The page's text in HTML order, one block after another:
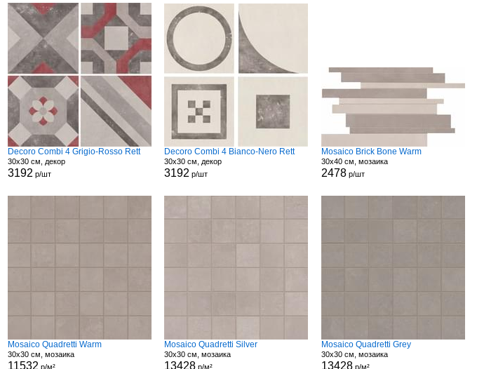
Decoro Combi 4 Grigio-Rosso Rett
30x30 см, декор
3192 р/шт
Decoro Combi 4 Bianco-Nero Rett
30x30 см, декор
3192 р/шт
Mosaico Brick Bone Warm
30x40 см, мозаика
2478р/шт
Mosaico Quadretti Warm
30x30 см, мозаика
11532 р/м²
Mosaico Quadretti Silver
30x30 см, мозаика
13428 р/м²
Mosaico Quadretti Grey
30x30 см, мозаика
13428р/м²